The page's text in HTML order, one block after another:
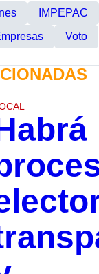
IMPEPAC
Voto